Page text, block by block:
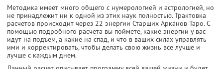
Методика имеет много общего с нумерологией и астрологией, но
не принадлежит ни к одной из этих наук полностью. Трактовка
расчетов происходит через 22 энергии Старших Арканов Таро. С
помощью подробного расчета вы поймете, какие энергии у вас
идут на подъем, а какие на спад, и что в ваших силах управлять
ими и корректировать, чтобы делать свою жизнь все лучше и
лучше с каждым днем.